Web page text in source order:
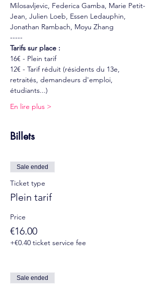
Milosavljevic, Federica Gamba, Marie Petit-
Jean, Julien Loeb, Essen Ledauphin,
Jonathan Rambach, Moyu Zhang
-----
Tarifs sur place :
16€ - Plein tarif
12€ - Tarif réduit (résidents du 13e,
retraités, demandeurs d'emploi,
étudiants...)
En lire plus >
Billets
Sale ended
Ticket type
Plein tarif
Price
€16.00
+€0.40 ticket service fee
Sale ended